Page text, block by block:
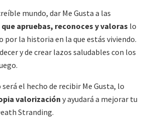
mundo, dar Me Gusta a las
apruebas, reconoces y valoras lo
por la historia en la que estás viviendo.
y de crear lazos saludables con los
el hecho de recibir Me Gusta, lo
valorizacióny ayudará a mejorar tu
Stranding.